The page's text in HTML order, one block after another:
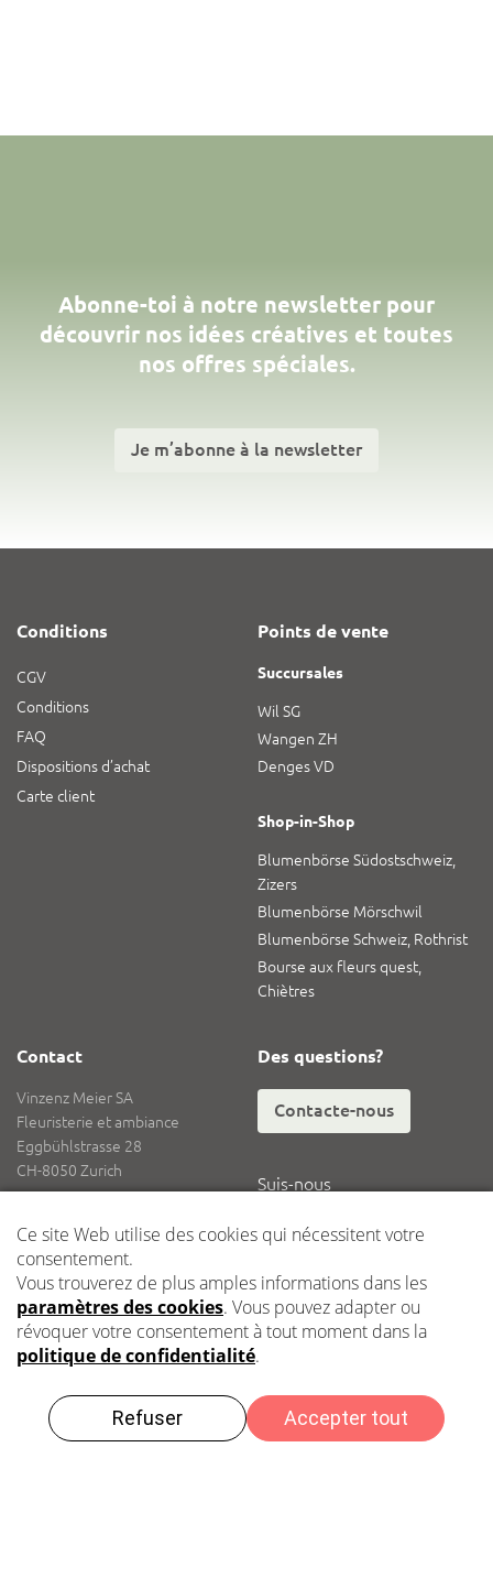
Abonne-toi à notre newsletter pour
découvrir nos idées créatives et toutes
nos offres spéciales.
Je m’abonne à la newsletter
Conditions
CGV
Conditions
FAQ
Dispositions d’achat
Carte client
Points de vente
Succursales
Wil SG
Wangen ZH
Denges VD
Shop-in-Shop
Blumenbörse Südostschweiz,
Zizers
Blumenbörse Mörschwil
Blumenbörse Schweiz, Rothrist
Bourse aux fleurs quest,
Chiètres
Contact
Vinzenz Meier SA
Fleuristerie et ambiance
Eggbühlstrasse 28
CH-8050 Zurich
E-mailinfo@vinzenzmeier.ch
Logistique
Dépôt central Kleindöttingen
Des questions?
Contacte-nous
Suis-nous